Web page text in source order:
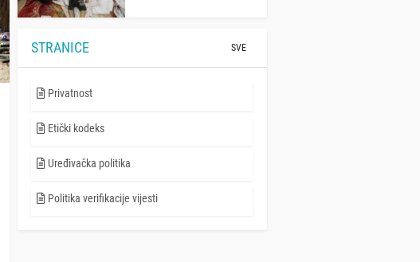
STRANICE SVE
Privatnost
Etički kodeks
Uređivačka politika
Politika verifikacije vijesti